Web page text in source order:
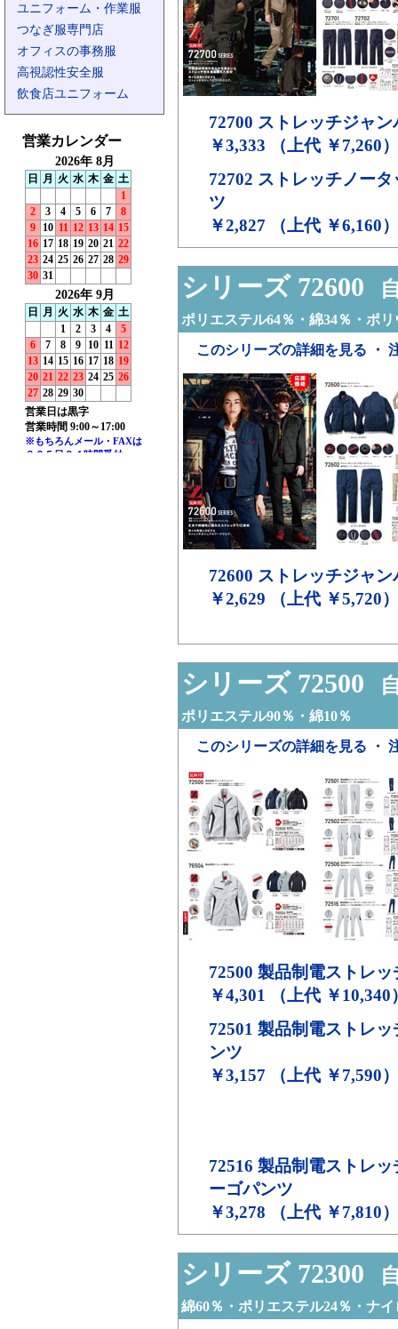
ユニフォーム・作業服
つなぎ服専門店
オフィスの事務服
高視認性安全服
飲食店ユニフォーム
72700 ストレッチジャン
￥3,333 （上代 ￥7,260）
72702 ストレッチノー
ツ
￥2,827 （上代 ￥6,160）
シリーズ 72600
ポリエステル64％・綿34％・ポ
このシリーズの詳細を見る ・
72600 ストレッチジャン
￥2,629 （上代 ￥5,720）
シリーズ 72500
ポリエステル90％・綿10％
このシリーズの詳細を見る ・
72500 製品制電ストレ
￥4,301 （上代 ￥10,340
72501 製品制電ストレ
ンツ
￥3,157 （上代 ￥7,590）
72516 製品制電ストレ
ーゴパンツ
￥3,278 （上代 ￥7,810）
シリーズ 72300
綿60％・ポリエステル24％・ナ